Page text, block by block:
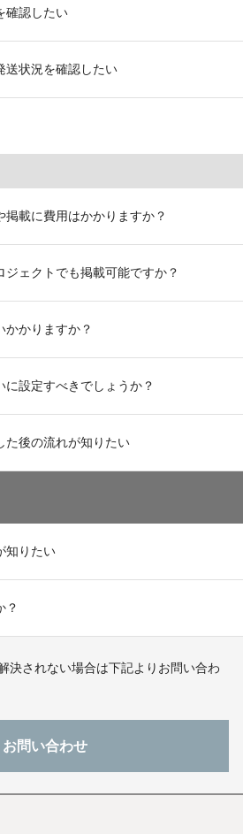
確認したい
送状況を確認したい
掲載に費用はかかりますか？
ジェクトでも掲載可能ですか？
かかりますか？
設定すべきでしょうか？
た後の流れが知りたい
知りたい
？
決されない場合は下記よりお問い合わ
お問い合わせ